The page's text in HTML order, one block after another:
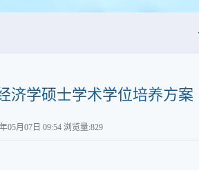
济学硕士学术学位培养方案
05月07日 09:54 浏览量:829